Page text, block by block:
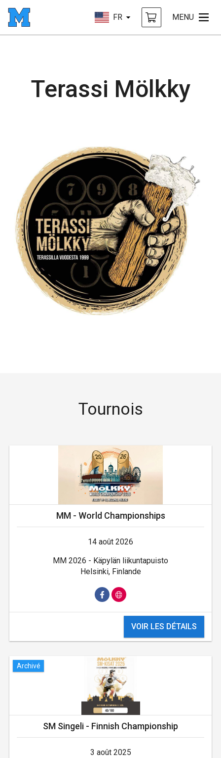
FR MENU
Terassi Mölkky
Tournois
MM - World Championships
14 août 2026
MM 2026 - Käpylän liikuntapuisto
Helsinki, Finlande
VOIR LES DÉTAILS
Archivé
SM Singeli - Finnish Championship
3 août 2025